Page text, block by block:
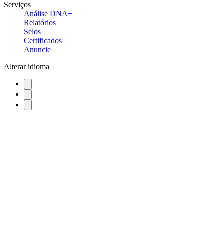
Serviços
Análise DNA+
Relatórios
Selos
Certificados
Anuncie
Alterar idioma